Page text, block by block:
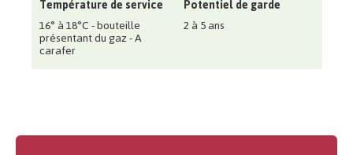
Température de service
16° à 18°C - bouteille
présentant du gaz - A
carafer
Potentiel de garde
2 à 5 ans